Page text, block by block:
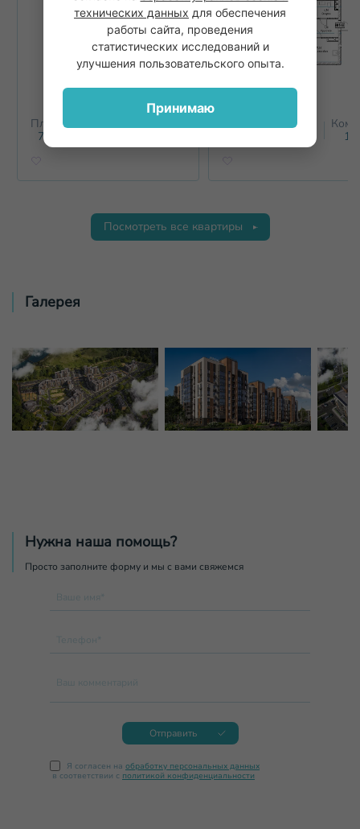
Площадь
71.6
Этаж
1+
Посмотреть все квартиры
Галерея
Нужна наша помощь?
Просто заполните форму и мы с вами свяжемся
Ваше имя*
Телефон*
Ваш комментарий
Отправить
Я согласен на обработку персональных данных
в соответствии с политикой конфиденциальности
технических данных для обеспечения
работы сайта, проведения
статистических исследований и
улучшения пользовательского опыта.
Принимаю